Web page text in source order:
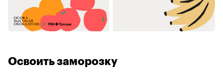
Освоить заморозку